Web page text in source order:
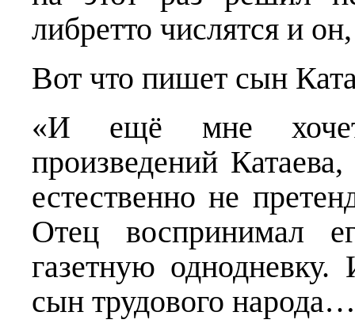
либретто числятся и
Вот что пишет сын
«И ещё мне
произведений
естественно не
Отец воспринимал
газетную
сын трудового